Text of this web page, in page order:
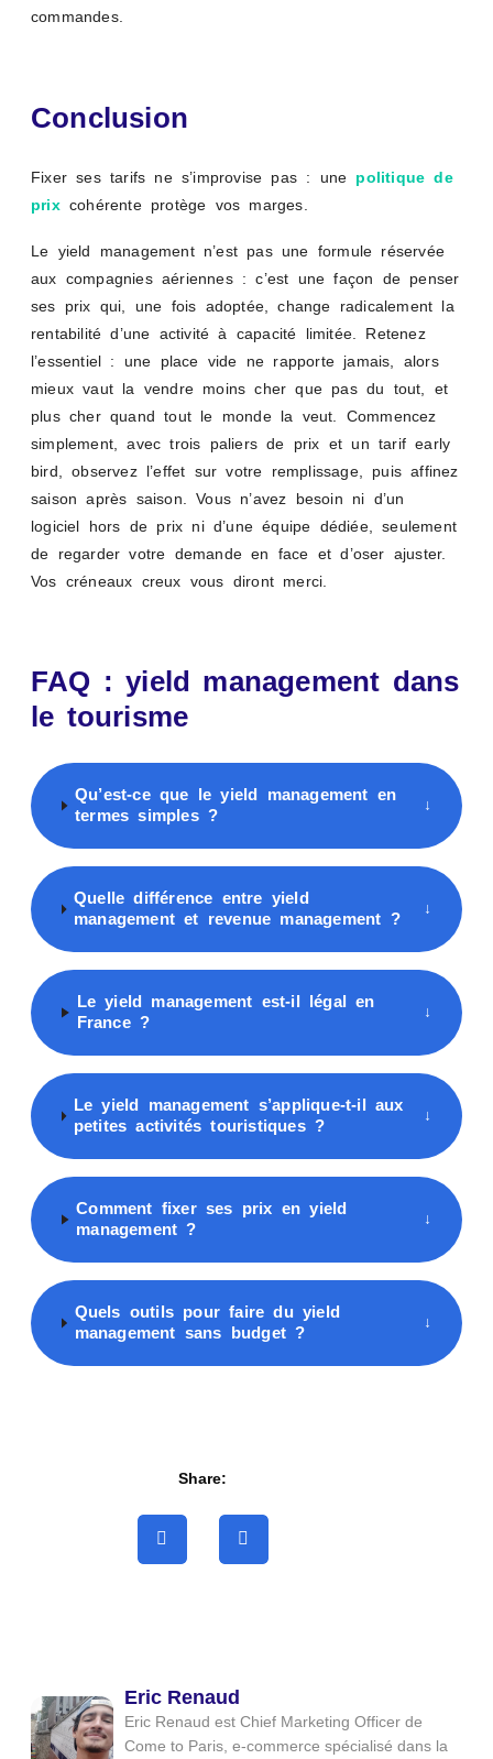
commandes.
Conclusion
Fixer ses tarifs ne s’improvise pas : une politique de
prixcohérente protège vos marges.
Le yield management n’est pas une formule réservée
aux compagnies aériennes : c’est une façon de penser
ses prix qui, une fois adoptée, change radicalement la
rentabilité d’une activité à capacité limitée. Retenez
l’essentiel : une place vide ne rapporte jamais, alors
mieux vaut la vendre moins cher que pas du tout, et
plus cher quand tout le monde la veut. Commencez
simplement, avec trois paliers de prix et un tarif early
bird, observez l’effet sur votre remplissage, puis affinez
saison après saison. Vous n’avez besoin ni d’un
logiciel hors de prix ni d’une équipe dédiée, seulement
de regarder votre demande en face et d’oser ajuster.
Vos créneaux creux vous diront merci.
FAQ : yield management dans
le tourisme
Qu’est-ce que le yield management en
termes simples ?
↓
Quelle différence entre yield
management et revenue management ?
↓
Le yield management est-il légal en
France ?
↓
Le yield management s’applique-t-il aux
petites activités touristiques ?
↓
Comment fixer ses prix en yield
management ?
↓
Quels outils pour faire du yield
management sans budget ?
↓
Share:
Eric Renaud
Eric Renaud est Chief Marketing Officer de
Come to Paris, e-commerce spécialisé dans la